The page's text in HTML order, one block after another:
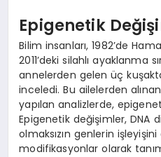
Epigenetik
Bilim insanları, 1982’de
2011’deki silahlı ayaklanma
annelerden gelen üç
inceledi. Bu ailelerden
yapılan analizlerde,
Epigenetik değişimler, DNA
olmaksızın genlerin
modifikasyonlar olarak